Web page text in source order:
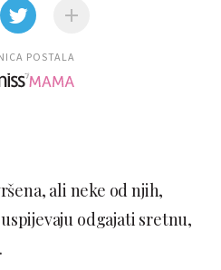
POSTALA
ali neke od njih,
odgajati sretnu,